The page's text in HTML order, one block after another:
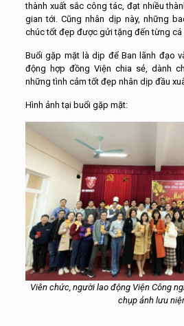
thành xuất sắc công tác, đạt nhiều
gian tới. Cũng nhân dịp này, những
chúc tốt đẹp được gửi tặng đến từng cá
Buổi gặp mặt là dịp để Ban lãnh đạo
động hợp đồng Viện chia sẻ, dành
những tình cảm tốt đẹp nhân dịp đầu
Hình ảnh tại buổi gặp mặt:
Viên chức, người lao động Viện Công
chụp ảnh lưu